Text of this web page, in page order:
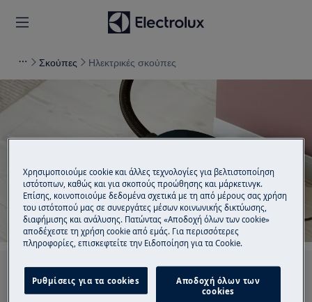
Σκούπες Ηλεκτρικές σκούπες
Ηλεκτρικές σκούπες
Αναζητήστε μεταξύ των άρθρων υποστήριξής
μας
Χρησιμοποιούμε cookie και άλλες τεχνολογίες για βελτιστοποίηση
ιστότοπων, καθώς και για σκοπούς προώθησης και μάρκετινγκ.
Επίσης, κοινοποιούμε δεδομένα σχετικά με τη από μέρους σας χρήση
του ιστότοπού μας σε συνεργάτες μέσων κοινωνικής δικτύωσης,
διαφήμισης και ανάλυσης. Πατώντας «Αποδοχή όλων των cookie»
αποδέχεστε τη χρήση cookie από εμάς. Για περισσότερες
πληροφορίες, επισκεφτείτε την Ειδοποίηση για τα Cookie.
Ρυθμίσεις για τα cookies
Αποδοχή όλων των
cookies